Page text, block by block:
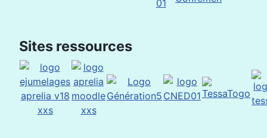
Sites ressources